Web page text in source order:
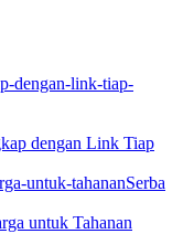
dengan Link Tiap
Serba
untuk Tahanan